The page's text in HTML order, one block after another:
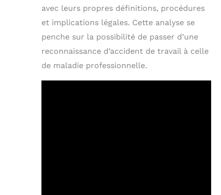
avec leurs propres définitions, procédures
et implications légales. Cette analyse se
penche sur la possibilité de passer d’une
reconnaissance d’accident de travail à celle
de maladie professionnelle.